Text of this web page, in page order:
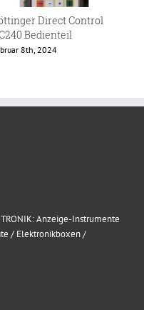
Direct Control
Bedienteil
8th, 2024
Anzeige-Instrumente
/ Elektronikboxen /